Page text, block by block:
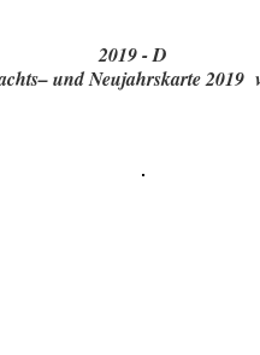
2019 - D
und Neujahrskarte 2019